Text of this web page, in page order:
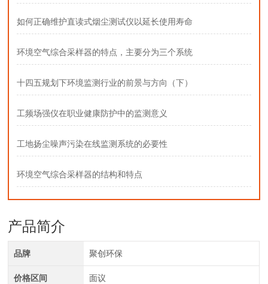
如何正确维护直读式烟尘测试仪以延长使用寿命
环境空气综合采样器的特点，主要分为三个系统
十四五规划下环境监测行业的前景与方向（下）
工频场强仪在职业健康防护中的监测意义
工地扬尘噪声污染在线监测系统的必要性
环境空气综合采样器的结构和特点
产品简介
品牌 聚创环保
价格区间 面议